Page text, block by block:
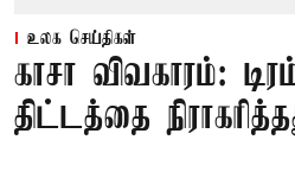
உலக செய்திகள்
காசா விவகாரம்:
திட்டத்தை